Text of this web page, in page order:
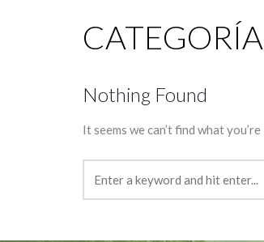
Nothing Found
It seems we can’t find what